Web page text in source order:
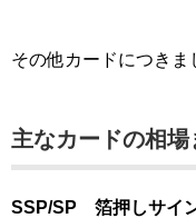
その他カードにつきま
主なカードの相場
SSP/SP 箔押しサイ